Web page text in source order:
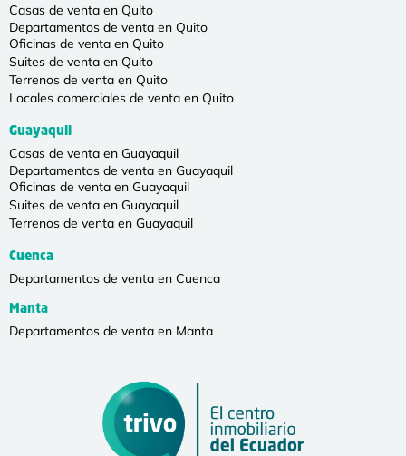
Casas de venta en Quito
Departamentos de venta en Quito
Oficinas de venta en Quito
Suites de venta en Quito
Terrenos de venta en Quito
Locales comerciales de venta en Quito
Guayaquil
Casas de venta en Guayaquil
Departamentos de venta en Guayaquil
Oficinas de venta en Guayaquil
Suites de venta en Guayaquil
Terrenos de venta en Guayaquil
Cuenca
Departamentos de venta en Cuenca
Manta
Departamentos de venta en Manta